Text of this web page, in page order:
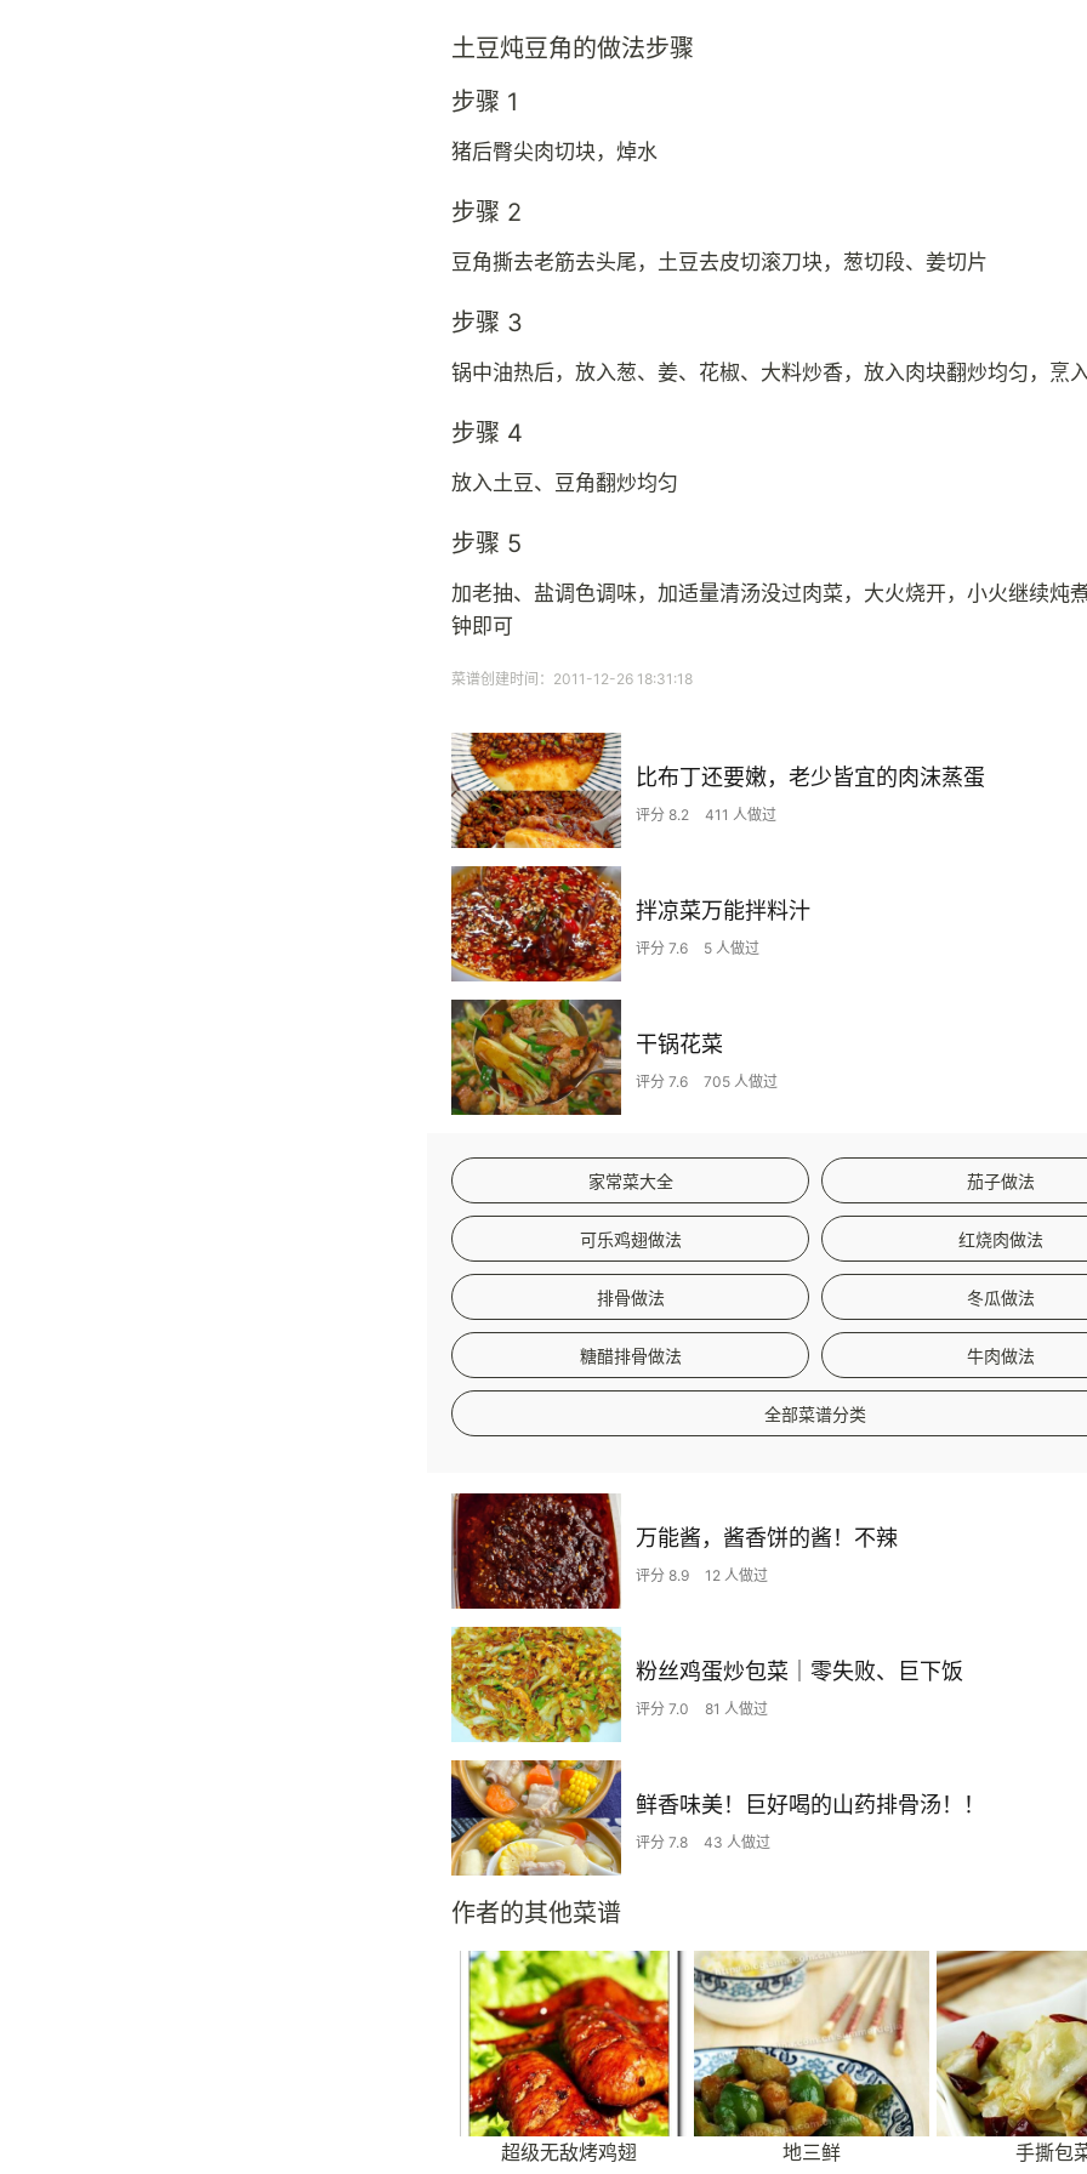
土豆炖豆角的做法步骤
步骤 1
猪后臀尖肉切块，焯水
步骤 2
豆角撕去老筋去头尾，土豆去皮切滚刀块，葱切段、姜切片
步骤 3
锅中油热后，放入葱、姜、花椒、大料炒香，放入肉块翻炒均匀，烹
步骤 4
放入土豆、豆角翻炒均匀
步骤 5
加老抽、盐调色调味，加适量清汤没过肉菜，大火烧开，小火继续炖
钟即可
菜谱创建时间：2011-12-26 18:31:18
比布丁还要嫩，老少皆宜的肉沫蒸蛋
评分 8.2 411 人做过
拌凉菜万能拌料汁
评分 7.6 5 人做过
干锅花菜
评分 7.6 705 人做过
家常菜大全 茄子做法
可乐鸡翅做法 红烧肉做法
排骨做法 冬瓜做法
糖醋排骨做法 牛肉做法
全部菜谱分类
万能酱，酱香饼的酱！不辣
评分 8.9 12 人做过
粉丝鸡蛋炒包菜｜零失败、巨下饭
评分 7.0 81 人做过
鲜香味美！巨好喝的山药排骨汤！！
评分 7.8 43 人做过
作者的其他菜谱
超级无敌烤鸡翅 地三鲜 手撕包